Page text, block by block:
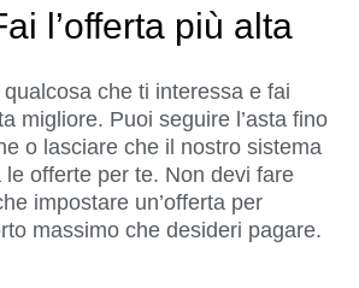
l’offerta più alta
qualcosa che ti interessa e fai
migliore. Puoi seguire l’asta fino
o lasciare che il nostro sistema
le offerte per te. Non devi fare
impostare un’offerta per
massimo che desideri pagare.